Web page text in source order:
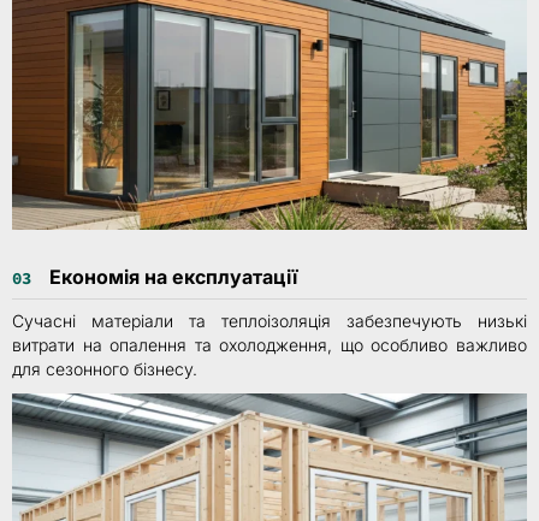
03 Економія на експлуатації
Сучасні матеріали та теплоізоляція забезпечують низькі
витрати на опалення та охолодження, що особливо важливо
для сезонного бізнесу.